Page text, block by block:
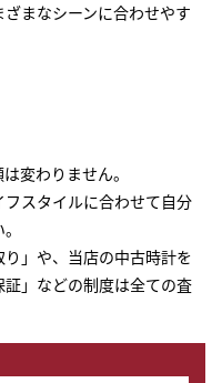
まなシーンに合わせやす
変わりません。
スタイルに合わせて自分
」や、当店の中古時計を
」などの制度は全ての査